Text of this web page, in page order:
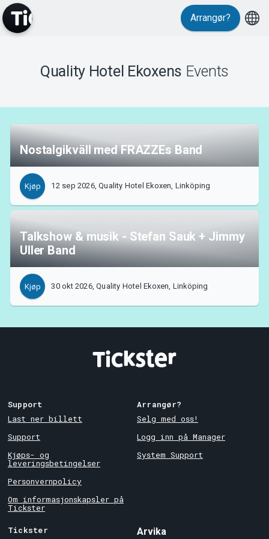
Support
Om Tickster
Arrangør?
Quality Hotel Ekoxens Events
Nostalgikväll med FRAZZEs Band
Kjøp 12 sep 2026, Quality Hotel Ekoxen, Linköping
Talkshow & musik - Stefan Sauk + Jimmy
Uller Band
Kjøp 30 okt 2026, Quality Hotel Ekoxen, Linköping
Support
Last ner billett
Support
Kjøps- og
leveringsbetingelser
Personvernpolicy
Om informasjonskapsler på
Tickster
Arrangør?
Selg med oss!
Logg inn på Manager
System Support
Tickster
Arvika